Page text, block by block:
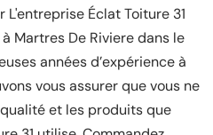
L'entreprise Éclat Toiture 31
Martres De Riviere dans le
années d’expérience à
vous assurer que vous ne
et les produits que